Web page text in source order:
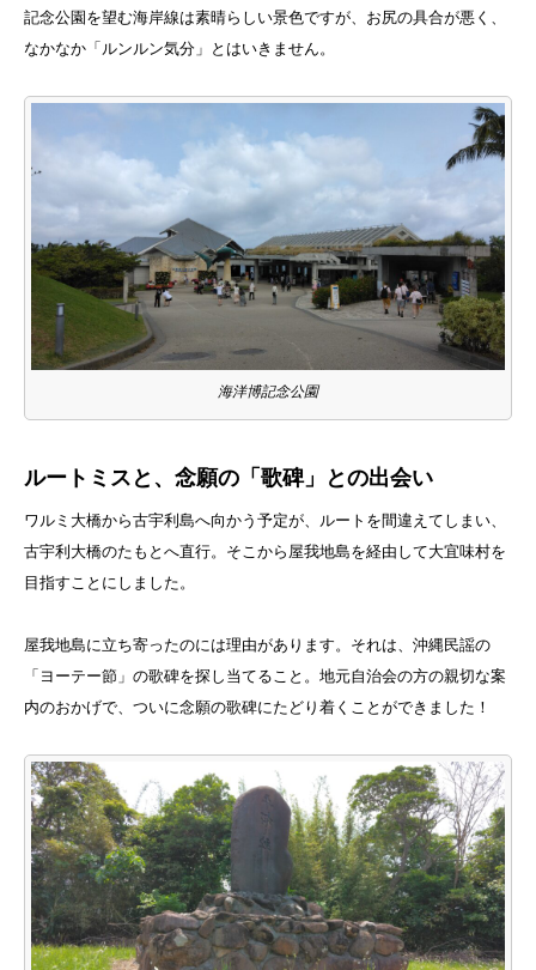
記念公園を望む海岸線は素晴らしい景色ですが、お尻の具合が悪く、
なかなか「ルンルン気分」とはいきません。
海洋博記念公園
ルートミスと、念願の「歌碑」との出会い
ワルミ大橋から古宇利島へ向かう予定が、ルートを間違えてしまい、
古宇利大橋のたもとへ直行。そこから屋我地島を経由して大宜味村を
目指すことにしました。
屋我地島に立ち寄ったのには理由があります。それは、沖縄民謡の
「ヨーテー節」の歌碑を探し当てること。地元自治会の方の親切な案
内のおかげで、ついに念願の歌碑にたどり着くことができました！